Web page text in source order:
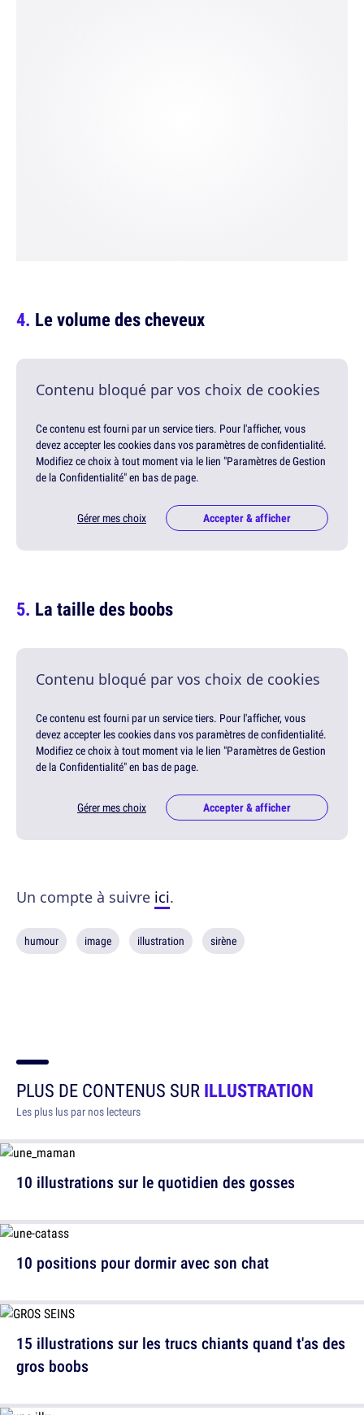
Le volume des cheveux
Contenu bloqué par vos choix de cookies
Ce contenu est fourni par un service tiers. Pour l'afficher, vous
devez accepter les cookies dans vos paramètres de confidentialité.
Modifiez ce choix à tout moment via le lien "Paramètres de Gestion
de la Confidentialité" en bas de page.
Gérer mes choix Accepter & afficher
La taille des boobs
Contenu bloqué par vos choix de cookies
Ce contenu est fourni par un service tiers. Pour l'afficher, vous
devez accepter les cookies dans vos paramètres de confidentialité.
Modifiez ce choix à tout moment via le lien "Paramètres de Gestion
de la Confidentialité" en bas de page.
Gérer mes choix Accepter & afficher
Un compte à suivre ici.
humour image illustration sirène
PLUS DE CONTENUS SURILLUSTRATION
Les plus lus par nos lecteurs
10 illustrations sur le quotidien des gosses
15 illustrations sur les trucs chiants quand t'as des
gros boobs
10 positions pour dormir avec son chat